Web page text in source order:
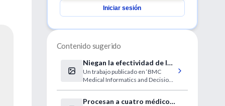
Iniciar sesión
Contenido sugerido
Niegan la efectividad de las
mamografías
Un trabajo publicado en ‘BMC
Medical Informatics and Decision
vez para salvar una única vida.
Procesan a cuatro médicos